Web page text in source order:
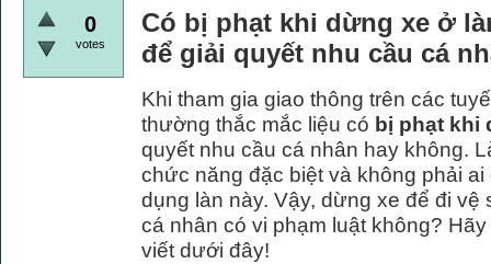
0
votes
Có bị phạt khi dừng xe ở
để giải quyết nhu cầu cá
Khi tham gia giao thông trên các
thường thắc mắc liệu có bị phạt khi
quyết nhu cầu cá nhân hay không.
chức năng đặc biệt và không phải
dụng làn này. Vậy, dừng xe để đi
cá nhân có vi phạm luật không?
viết dưới đây!